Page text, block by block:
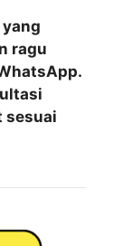
ragu
sesuai